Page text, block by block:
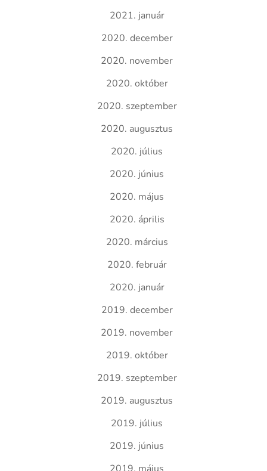
2021. január
2020. december
2020. november
2020. október
2020. szeptember
2020. augusztus
2020. július
2020. június
2020. május
2020. április
2020. március
2020. február
2020. január
2019. december
2019. november
2019. október
2019. szeptember
2019. augusztus
2019. július
2019. június